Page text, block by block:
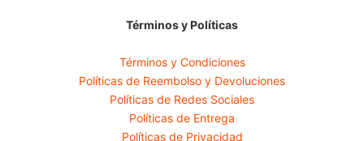
Términos y Políticas
Términos y Condiciones
Políticas de Reembolso y Devoluciones
Políticas de Redes Sociales
Políticas de Entrega
Políticas de Privacidad